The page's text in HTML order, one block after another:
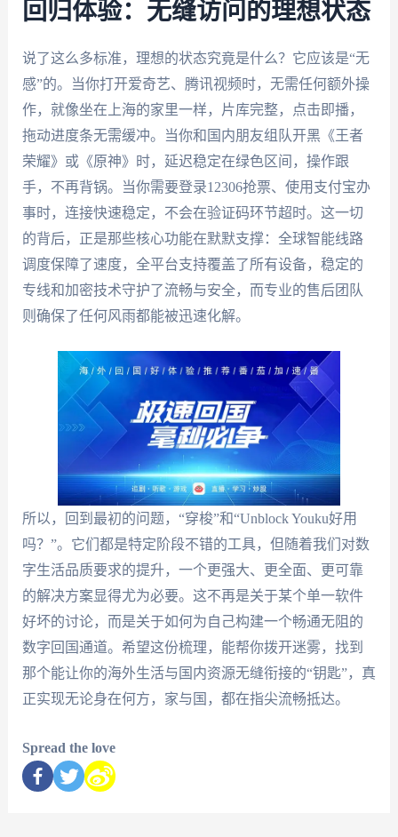
回归体验：无缝访问的理想状态
说了这么多标准，理想的状态究竟是什么？它应该是“无
感”的。当你打开爱奇艺、腾讯视频时，无需任何额外操
作，就像坐在上海的家里一样，片库完整，点击即播，
拖动进度条无需缓冲。当你和国内朋友组队开黑《王者
荣耀》或《原神》时，延迟稳定在绿色区间，操作跟
手，不再背锅。当你需要登录12306抢票、使用支付宝办
事时，连接快速稳定，不会在验证码环节超时。这一切
的背后，正是那些核心功能在默默支撑：全球智能线路
调度保障了速度，全平台支持覆盖了所有设备，稳定的
专线和加密技术守护了流畅与安全，而专业的售后团队
则确保了任何风雨都能被迅速化解。
所以，回到最初的问题，“穿梭”和“Unblock Youku好用
吗？”。它们都是特定阶段不错的工具，但随着我们对数
字生活品质要求的提升，一个更强大、更全面、更可靠
的解决方案显得尤为必要。这不再是关于某个单一软件
好坏的讨论，而是关于如何为自己构建一个畅通无阻的
数字回国通道。希望这份梳理，能帮你拨开迷雾，找到
那个能让你的海外生活与国内资源无缝衔接的“钥匙”，真
正实现无论身在何方，家与国，都在指尖流畅抵达。
Spread the love